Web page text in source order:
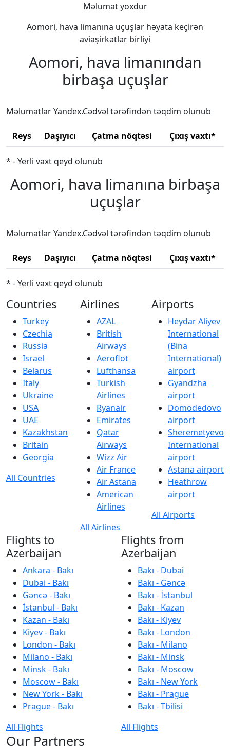
Məlumat yoxdur
Aomori, hava limanına uçuşlar həyata keçirən
aviaşirkətlər birliyi
Aomori, hava limanından
birbaşa uçuşlar
Məlumatlar Yandex.Cədvəl tərəfindən təqdim olunub
Reys Daşıyıcı Çatma nöqtəsi Çıxış vaxtı*
* - Yerli vaxt qeyd olunub
Aomori, hava limanına birbaşa
uçuşlar
Məlumatlar Yandex.Cədvəl tərəfindən təqdim olunub
Reys Daşıyıcı Çatma nöqtəsi Çıxış vaxtı*
* - Yerli vaxt qeyd olunub
Countries
Turkey
Czechia
Russia
Israel
Belarus
Italy
Ukraine
USA
UAE
Kazakhstan
Britain
Georgia
All Countries
Airlines
AZAL
British
Airways
Aeroflot
Lufthansa
Turkish
Airlines
Ryanair
Emirates
Qatar
Airways
Wizz Air
Air France
Air Astana
American
Airlines
All Airlines
Airports
Heydar Aliyev
International
(Bina
International)
airport
Gyandzha
airport
Domodedovo
airport
Sheremetyevo
International
airport
Astana airport
Heathrow
airport
All Airports
Flights to
Azerbaijan
Ankara - Bakı
Dubai - Bakı
Gəncə - Bakı
İstanbul - Bakı
Kazan - Bakı
Kiyev - Bakı
London - Bakı
Milano - Bakı
Minsk - Bakı
Moscow - Bakı
New York - Bakı
Prague - Bakı
All Flights
Flights from
Azerbaijan
Bakı - Dubai
Bakı - Gəncə
Bakı - İstanbul
Bakı - Kazan
Bakı - Kiyev
Bakı - London
Bakı - Milano
Bakı - Minsk
Bakı - Moscow
Bakı - New York
Bakı - Prague
Bakı - Tbilisi
All Flights
Our Partners